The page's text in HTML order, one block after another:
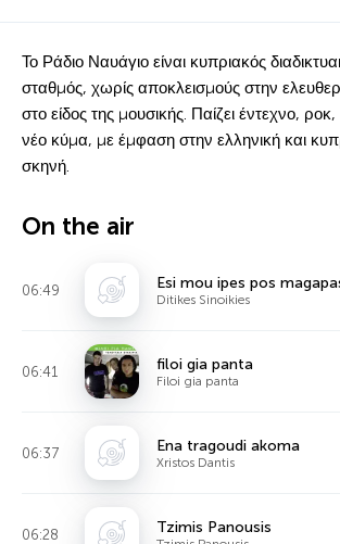
Το Ράδιο Ναυάγιο είναι κυπριακός
σταθμός, χωρίς αποκλεισμούς στην
στο είδος της μουσικής. Παίζει έντεχνο,
νέο κύμα, με έμφαση στην ελληνική και
σκηνή.
On the air
06:49 Esi mou ipes pos
Ditikes Sinoikies
06:41 filoi gia panta
Filoi gia panta
06:37 Ena tragoudi akoma
Xristos Dantis
06:28 Tzimis Panousis